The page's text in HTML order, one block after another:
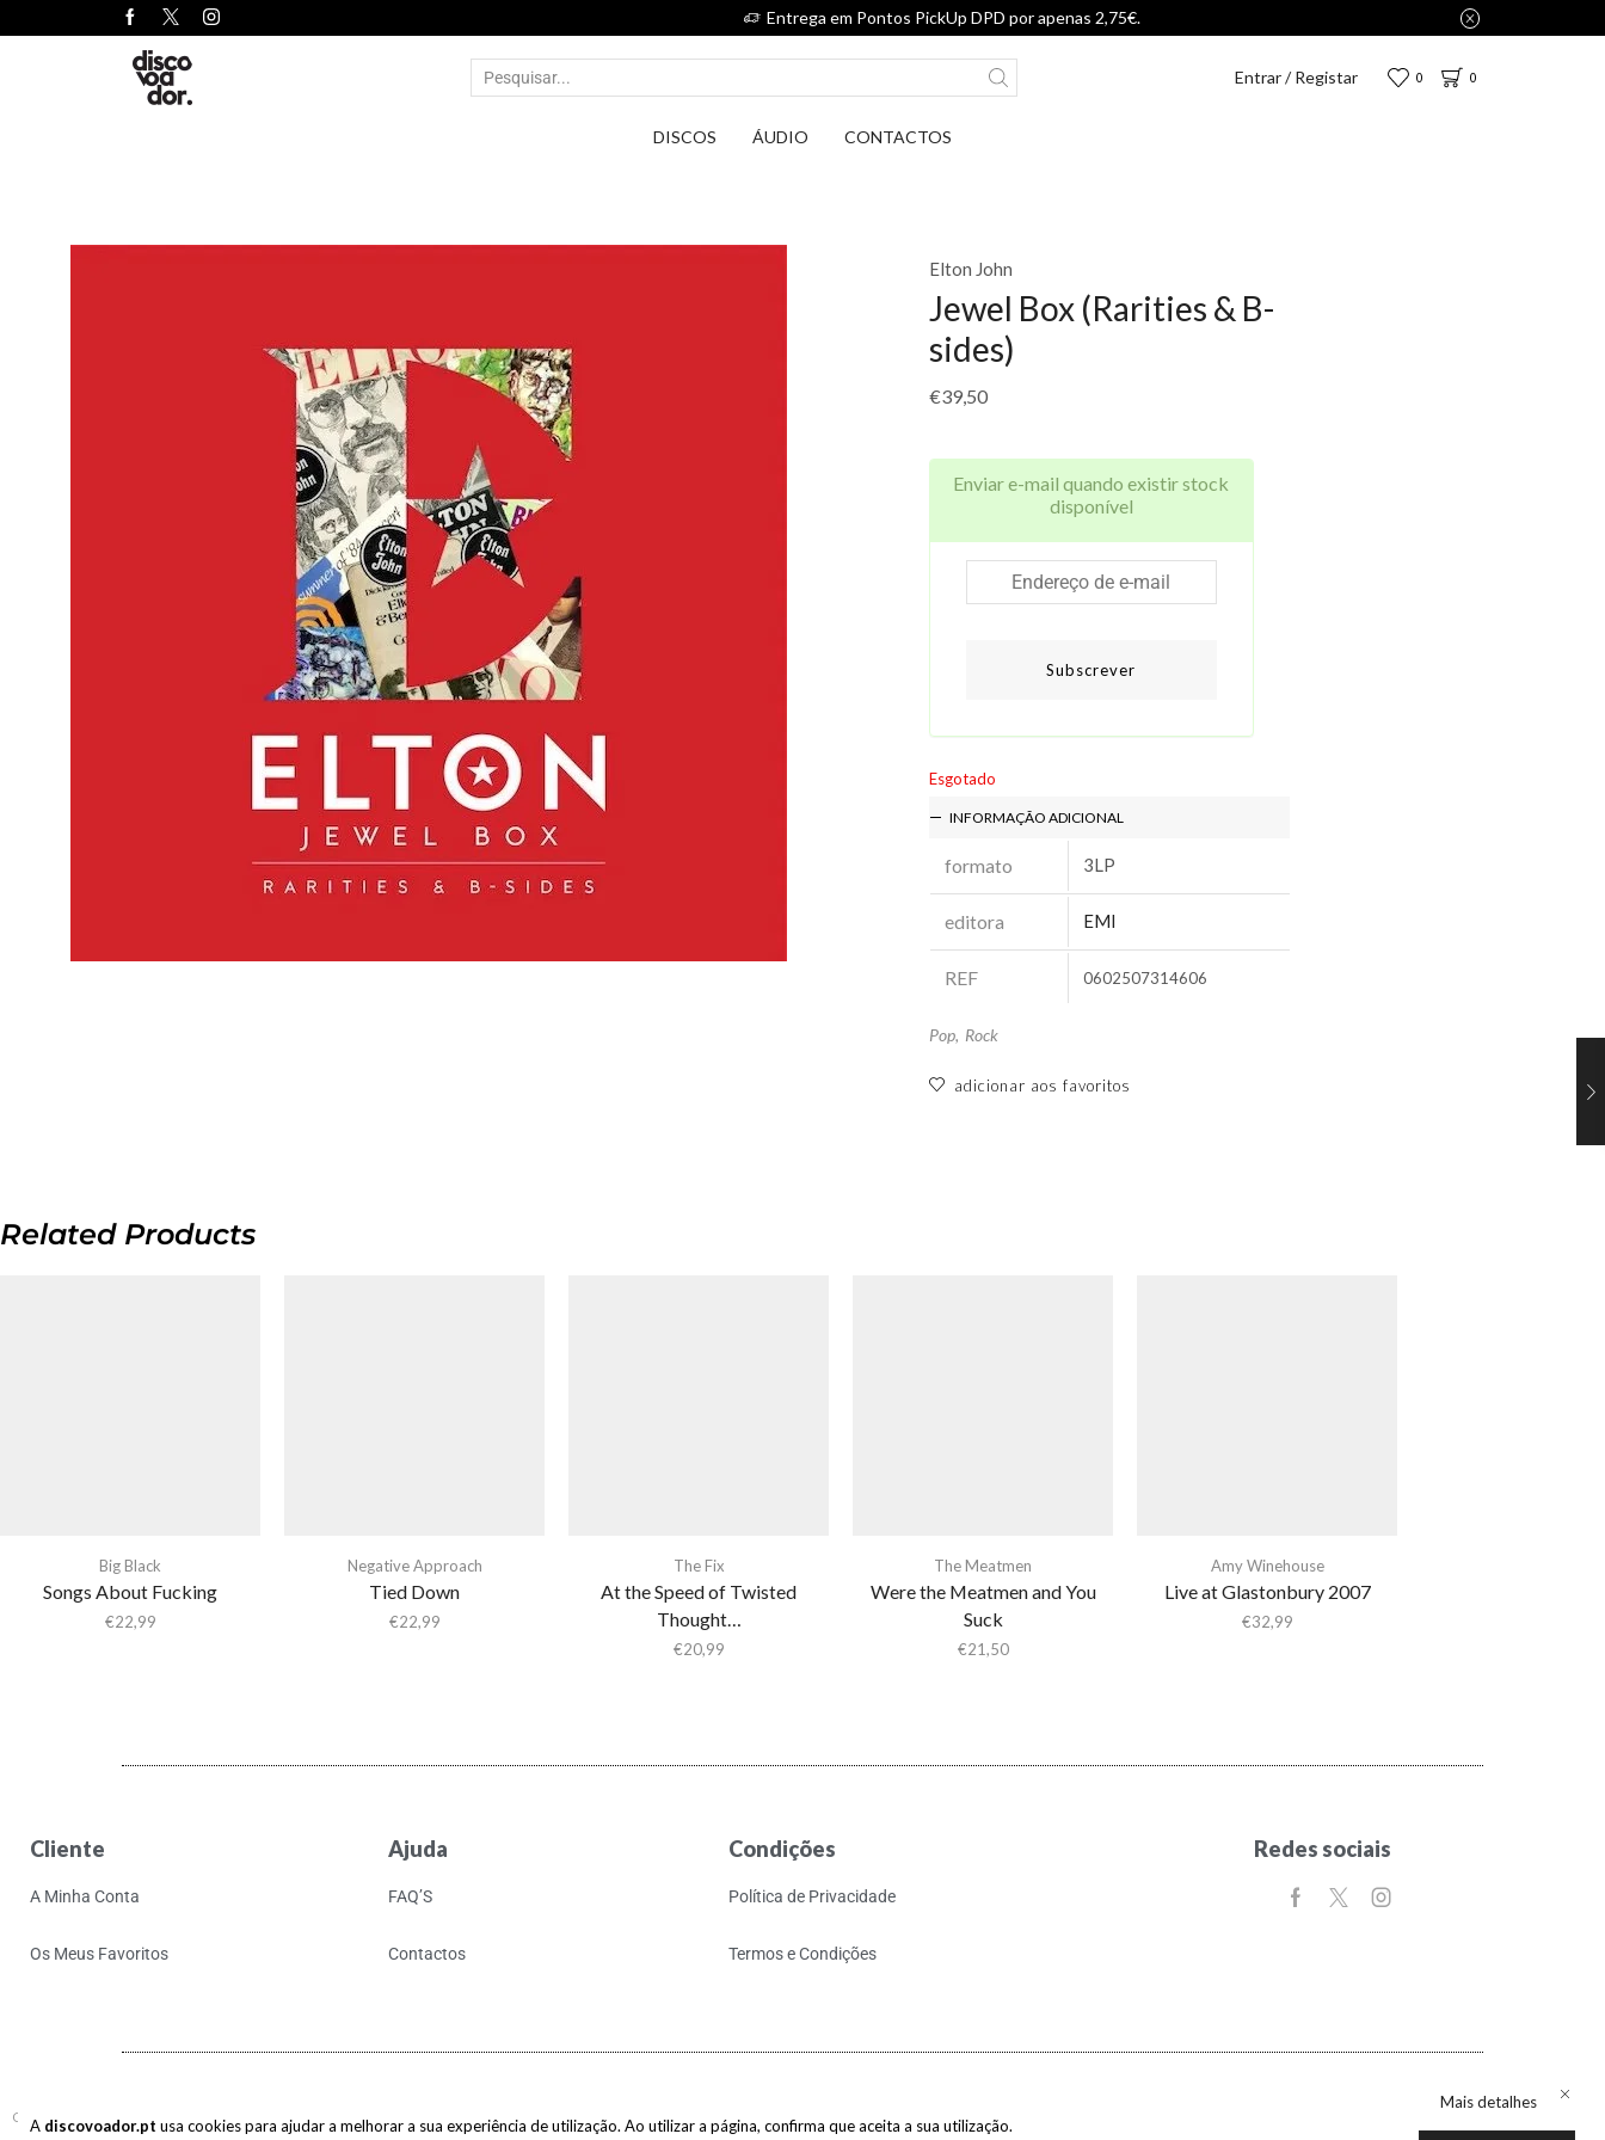
Entrega em Pontos PickUp DPD por apenas 2,75€.
Entrar / Registar 0 0
DISCOS ÁUDIO CONTACTOS
Elton John
Jewel Box (Rarities & B-
sides)
€39,50
Enviar e-mail quando existir stock
disponível
Subscrever
Esgotado
INFORMAÇÃO ADICIONAL
formato 3LP
editora EMI
REF 0602507314606
Pop, Rock
adicionar aos favoritos
Related Products
Big Black
Songs About Fucking
€22,99
Negative Approach
Tied Down
€22,99
The Fix
At the Speed of Twisted
Thought…
€20,99
The Meatmen
Were the Meatmen and You
Suck
€21,50
Amy Winehouse
Live at Glastonbury 2007
€32,99
A discovoador.pt usa cookies para ajudar a melhorar a sua experiência de utilização. Ao utilizar a página, confirma que aceita a sua utilização.
Mais detalhes
Cliente
A Minha Conta
Os Meus Favoritos
Ajuda
FAQ’S
Contactos
Condições
Política de Privacidade
Termos e Condições
Redes sociais
Copyright © 2017-2026 discovoador. Todos os direitos reservados.